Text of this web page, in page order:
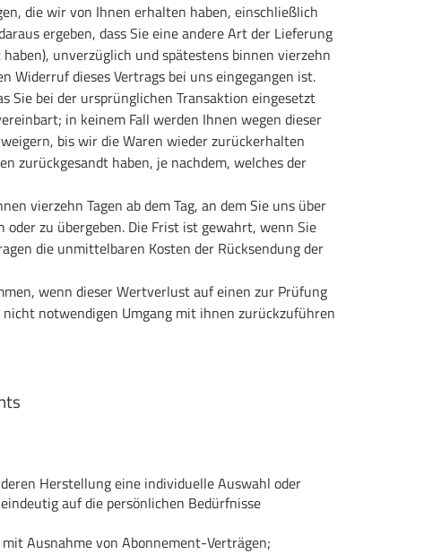
die wir von Ihnen erhalten haben, einschließlich
ergeben, dass Sie eine andere Art der Lieferung
unverzüglich und spätestens binnen vierzehn
Widerruf dieses Vertrags bei uns eingegangen ist.
Sie bei der ursprünglichen Transaktion eingesetzt
in keinem Fall werden Ihnen wegen dieser
bis wir die Waren wieder zurückerhalten
zurückgesandt haben, je nachdem, welches der
vierzehn Tagen ab dem Tag, an dem Sie uns über
zu übergeben. Die Frist ist gewahrt, wenn Sie
die unmittelbaren Kosten der Rücksendung der
wenn dieser Wertverlust auf einen zur Prüfung
notwendigen Umgang mit ihnen zurückzuführen
Herstellung eine individuelle Auswahl oder
auf die persönlichen Bedürfnisse
Ausnahme von Abonnement-Verträgen;